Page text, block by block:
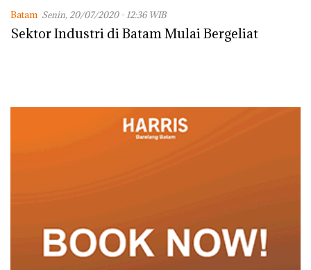
Batam Senin, 20/07/2020 - 12:36 WIB
Sektor Industri di Batam Mulai Bergeliat